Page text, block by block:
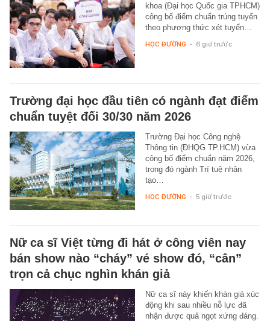
khoa (Đại học Quốc gia TPHCM)
công bố điểm chuẩn trúng tuyển
theo phương thức xét tuyển…
HỌC ĐƯỜNG - 6 giờ trước
Trường đại học đầu tiên có ngành đạt điểm
chuẩn tuyệt đối 30/30 năm 2026
Trường Đại học Công nghệ
Thông tin (ĐHQG TP.HCM) vừa
công bố điểm chuẩn năm 2026,
trong đó ngành Trí tuệ nhân
tạo…
HỌC ĐƯỜNG - 5 giờ trước
Nữ ca sĩ Việt từng đi hát ở công viên nay
bán show nào “cháy” vé show đó, “cân”
trọn cả chục nghìn khán giả
Nữ ca sĩ này khiến khán giả xúc
động khi sau nhiều nỗ lực đã
nhận được quả ngọt xứng đáng.